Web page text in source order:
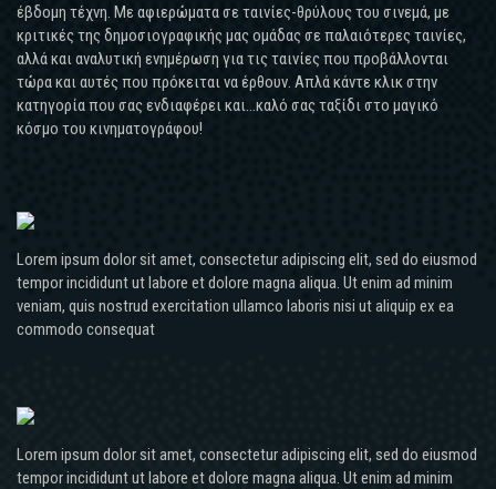
έβδομη τέχνη. Με αφιερώματα σε ταινίες-θρύλους του σινεμά, με
κριτικές της δημοσιογραφικής μας ομάδας σε παλαιότερες ταινίες,
αλλά και αναλυτική ενημέρωση για τις ταινίες που προβάλλονται
τώρα και αυτές που πρόκειται να έρθουν. Απλά κάντε κλικ στην
κατηγορία που σας ενδιαφέρει και...καλό σας ταξίδι στο μαγικό
κόσμο του κινηματογράφου!
Lorem ipsum dolor sit amet, consectetur adipiscing elit, sed do eiusmod
tempor incididunt ut labore et dolore magna aliqua. Ut enim ad minim
veniam, quis nostrud exercitation ullamco laboris nisi ut aliquip ex ea
commodo consequat
Lorem ipsum dolor sit amet, consectetur adipiscing elit, sed do eiusmod
tempor incididunt ut labore et dolore magna aliqua. Ut enim ad minim